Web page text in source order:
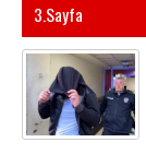
3.Sayfa